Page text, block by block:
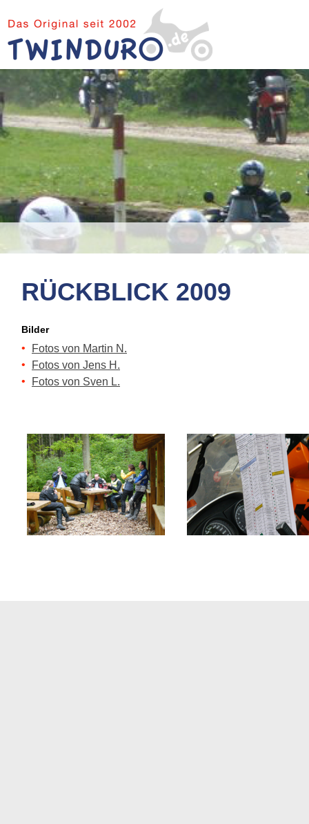
RÜCKBLICK 2009
Bilder
•
Fotos von Martin N.
•
Fotos von Jens H.
•
Fotos von Sven L.